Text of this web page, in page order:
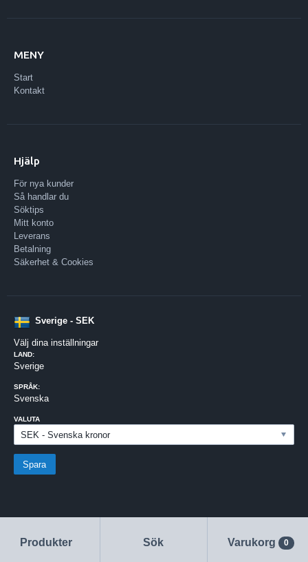
Produkter Sök Varukorg 0
MENY
Start
Kontakt
Hjälp
För nya kunder
Så handlar du
Söktips
Mitt konto
Leverans
Betalning
Säkerhet & Cookies
Sverige - SEK
Välj dina inställningar
LAND:
Sverige
SPRÅK:
Svenska
VALUTA